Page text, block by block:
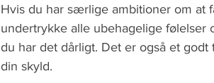
Hvis du har særlige ambitioner om at
undertrykke alle ubehagelige følelser
du har det dårligt. Det er også et
din skyld.